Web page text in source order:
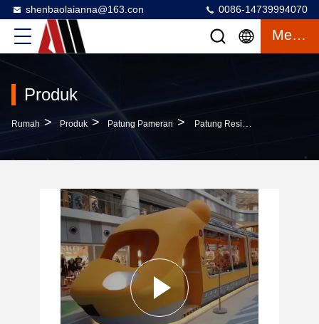
shenbaolaianna@163.con 0086-14739994070
Mengobrol
Produk
Rumah > Produk > Patung Pameran > Patung Resin Kereta Kartun Kuning Kustom Dengan Resin Perlindungan Lingkungan Dan Garansi Kualitas 30 Tahun Untuk Taman Bermain Dalam Ruangan